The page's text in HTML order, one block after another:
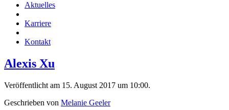
Aktuelles
Karriere
Kontakt
Alexis Xu
Veröffentlicht am 15. August 2017 um 10:00.
Geschrieben von Melanie Geeler